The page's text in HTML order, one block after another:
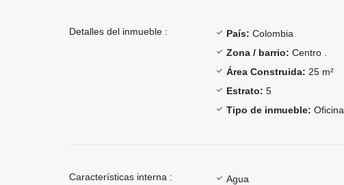
Detalles del inmueble : País: Colombia
Zona / barrio: Centro .
Área Construida: 25 m²
Estrato: 5
Tipo de inmueble: Oficina
Características interna : Agua